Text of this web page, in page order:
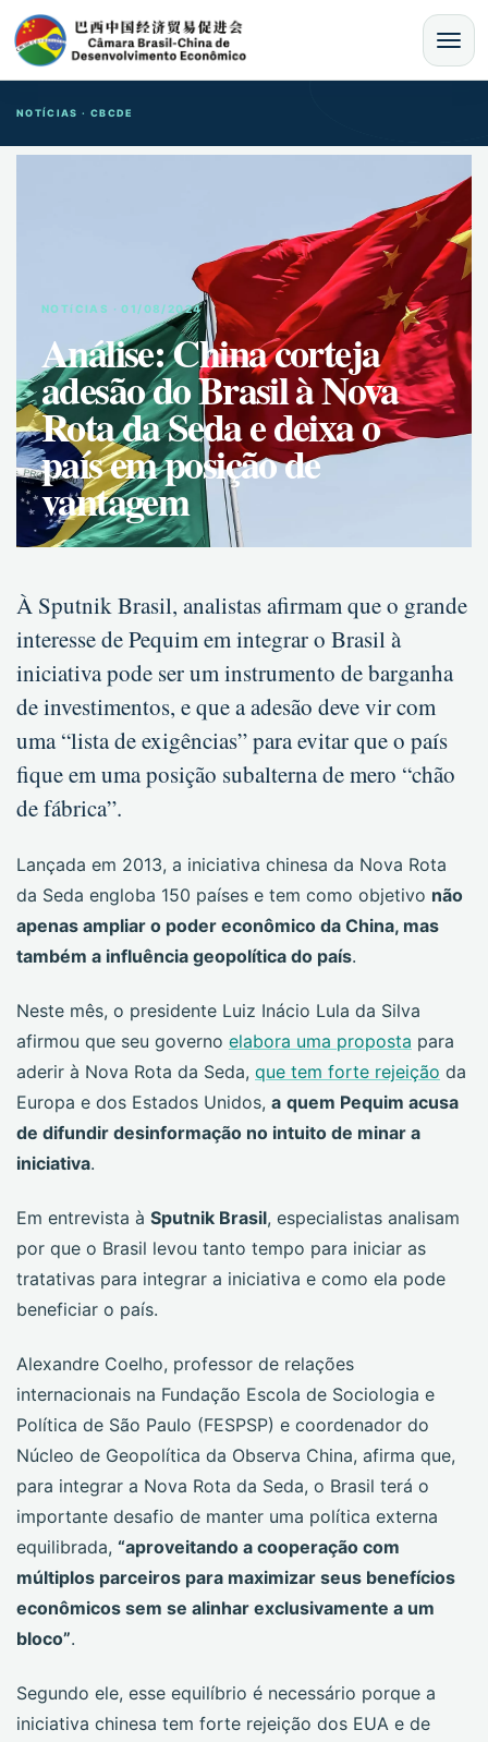
MENU
NOTÍCIAS · CBCDE
NOTíCIAS · 01/08/2024
Análise: China corteja
adesão do Brasil à Nova
Rota da Seda e deixa o
país em posição de
vantagem
À Sputnik Brasil, analistas afirmam que o grande
interesse de Pequim em integrar o Brasil à
iniciativa pode ser um instrumento de barganha
de investimentos, e que a adesão deve vir com
uma “lista de exigências” para evitar que o país
fique em uma posição subalterna de mero “chão
de fábrica”.
Lançada em 2013, a iniciativa chinesa da Nova Rota
da Seda engloba 150 países e tem como objetivo não
apenas ampliar o poder econômico da China, mas
também a influência geopolítica do país.
Neste mês, o presidente Luiz Inácio Lula da Silva
afirmou que seu governo elabora uma proposta para
aderir à Nova Rota da Seda, que tem forte rejeição da
Europa e dos Estados Unidos, a quem Pequim acusa
de difundir desinformação no intuito de minar a
iniciativa.
Em entrevista à Sputnik Brasil, especialistas analisam
por que o Brasil levou tanto tempo para iniciar as
tratativas para integrar a iniciativa e como ela pode
beneficiar o país.
Alexandre Coelho, professor de relações
internacionais na Fundação Escola de Sociologia e
Política de São Paulo (FESPSP) e coordenador do
Núcleo de Geopolítica da Observa China, afirma que,
para integrar a Nova Rota da Seda, o Brasil terá o
importante desafio de manter uma política externa
equilibrada, “aproveitando a cooperação com
múltiplos parceiros para maximizar seus benefícios
econômicos sem se alinhar exclusivamente a um
bloco”.
Segundo ele, esse equilíbrio é necessário porque a
iniciativa chinesa tem forte rejeição dos EUA e de